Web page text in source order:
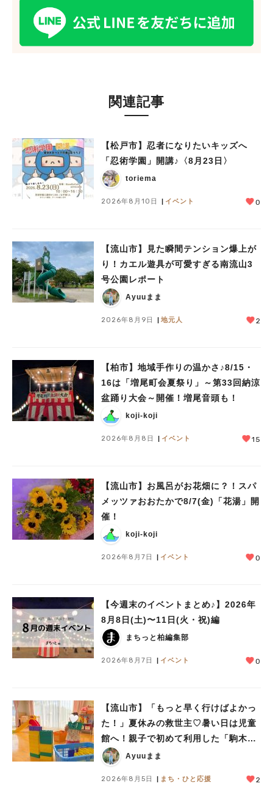
関連記事
【松戸市】忍者になりたいキッズへ
「忍術学園」開講♪〈8月23日〉
toriema
2026年8月10日 イベント 0
【流山市】見た瞬間テンション爆上が
り！カエル遊具が可愛すぎる南流山3
号公園レポート
Ayuuまま
2026年8月9日 地元人 2
【柏市】地域手作りの温かさ♪8/15・
16は「増尾町会夏祭り」～第33回納涼
盆踊り大会～開催！増尾音頭も！
koji-koji
2026年8月8日 イベント 15
【流山市】お風呂がお花畑に？！スパ
メッツァおおたかで8/7(金)「花湯」開
催！
koji-koji
2026年8月7日 イベント 0
【今週末のイベントまとめ♪】2026年
8月8日(土)〜11日(火・祝)編
まちっと柏編集部
2026年8月7日 イベント 0
【流山市】「もっと早く行けばよかっ
た！」夏休みの救世主♡暑い日は児童
館へ！親子で初めて利用した「駒木台
児童館」レポート
Ayuuまま
2026年8月5日 まち・ひと応援 2
人気のキーワード
#カフェ
#教えたい／教えて投稿記事